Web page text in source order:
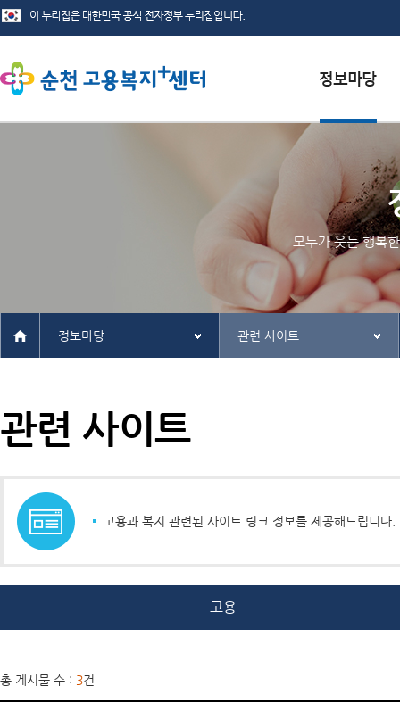
채용정보
인재정보
관련사이트
모두가 웃는 행복
정보마당 관련 사이트
관련 사이트
고용과 복지 관련된 사이트 링크 정보를 제공해드립니다.
고용
총 게시물 수 : 3건